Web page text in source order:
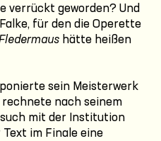
verrückt geworden? Und
für den die Operette
hätte heißen
sein Meisterwerk
rechnete nach seinem
mit der Institution
im Finale eine